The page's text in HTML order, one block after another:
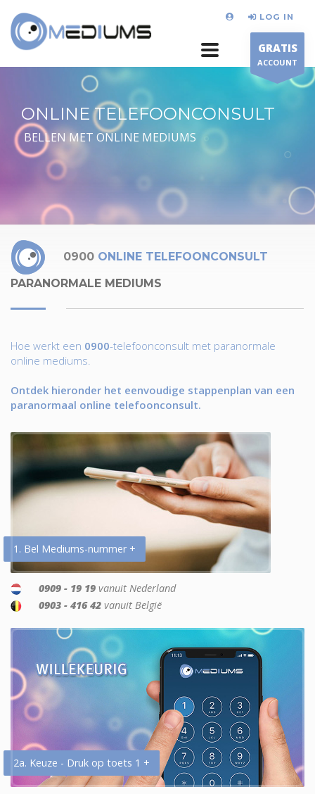
LOG IN
GRATIS
ACCOUNT
ONLINE TELEFOONCONSULT
BELLEN MET ONLINE MEDIUMS
0900 ONLINE TELEFOONCONSULT
PARANORMALE MEDIUMS
Hoe werkt een 0900-telefoonconsult met paranormale
online mediums.
Ontdek hieronder het eenvoudige stappenplan van een
paranormaal online telefoonconsult.
1. Bel Mediums-nummer +
0909 - 19 19 vanuit Nederland
0903 - 416 42 vanuit België
2a. Keuze - Druk op toets 1 +